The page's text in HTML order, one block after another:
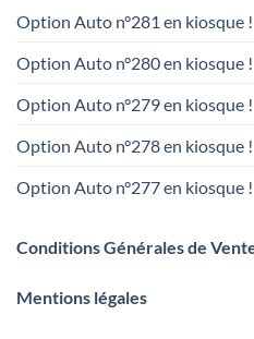
Option Auto n°281 en kiosque !
Option Auto n°280 en kiosque !
Option Auto n°279 en kiosque !
Option Auto n°278 en kiosque !
Option Auto n°277 en kiosque !
Conditions Générales de
Mentions légales